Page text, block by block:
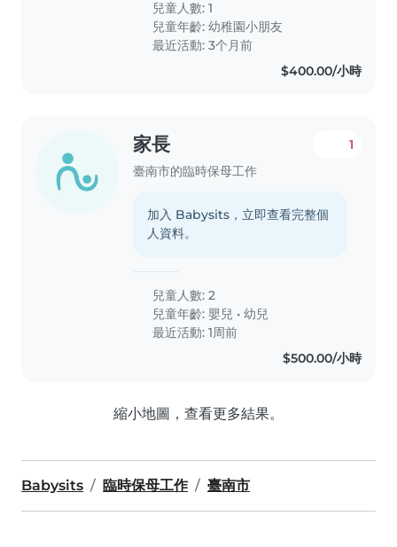
兒童人數: 1
兒童年齡:幼稚園小朋友
最近活動: 3个月前
$400.00/小時
家長
臺南市的臨時保母工作
1
加入 Babysits，立即查看完整個
人資料。
兒童人數: 2
兒童年齡:嬰兒 •幼兒
最近活動: 1周前
$500.00/小時
縮小地圖，查看更多結果。
Babysits 臨時保母工作 臺南市